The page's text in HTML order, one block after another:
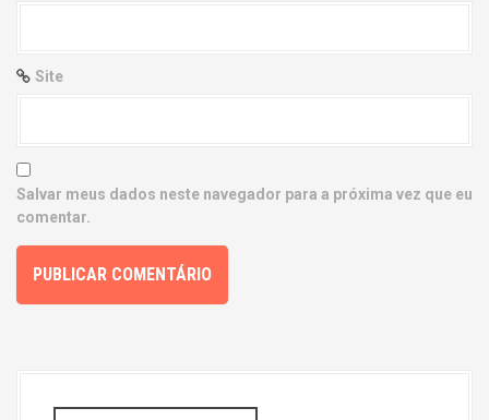
Site
Salvar meus dados neste navegador para a próxima vez que eu
comentar.